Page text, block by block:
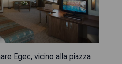
Egeo, vicino alla piazza